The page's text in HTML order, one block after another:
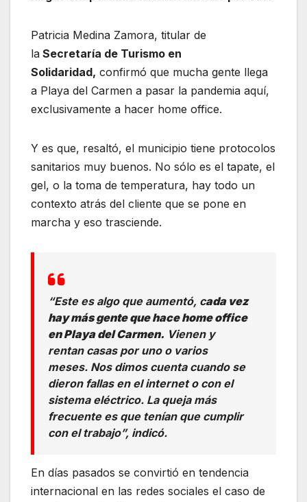
Patricia Medina Zamora, titular de
la Secretaría de Turismo en
Solidaridad, confirmó que mucha gente llega
a Playa del Carmen a pasar la pandemia aquí,
exclusivamente a hacer home office.
Y es que, resaltó, el municipio tiene protocolos
sanitarios muy buenos. No sólo es el tapate, el
gel, o la toma de temperatura, hay todo un
contexto atrás del cliente que se pone en
marcha y eso trasciende.
“Este es algo que aumentó, cada vez
hay más gente que hace home office
en Playa del Carmen. Vienen y
rentan casas por uno o varios
meses. Nos dimos cuenta cuando se
dieron fallas en el internet o con el
sistema eléctrico. La queja más
frecuente es que tenían que cumplir
con el trabajo”, indicó.
En días pasados se convirtió en tendencia
internacional en las redes sociales el caso de